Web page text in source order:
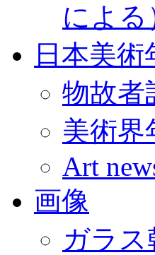
による
日本美術
物故者
美術界
Art
画像
ガラス